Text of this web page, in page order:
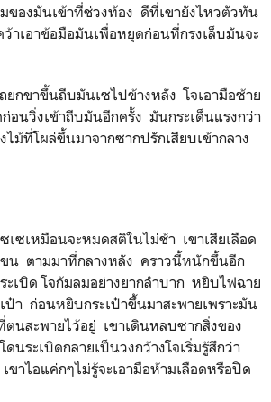
ของมันเข้าที่ช่วงท้อง ดีที่เขายังไหวตัวทัน
ว้าเอาข้อมือมันเพื่อหยุดก่อนที่กรงเล็บมันจะ
ยกขาขึ้นถีบมันเซไปข้างหลัง โจเอามือซ้าย
อนวิ่งเข้าถีบมันอีกครั้ง มันกระเด็นแรงกว่า
ไม้ที่โผล่ขึ้นมาจากซากปรักเสียบเข้ากลาง
หมือนจะหมดสติในไม่ช้า เขาเสียเลือด
น ตามมาที่กลางหลัง คราวนี้หนักขึ้นอีก
เบิด โจก้มลมอย่างยากลำบาก หยิบไฟฉาย
ป๋า ก่อนหยิบกระเป๋าขึ้นมาสะพายเพราะมัน
ตนสะพายไว้อยู่ เขาเดินหลบซากสิ่งของ
ดนระเบิดกลายเป็นวงกว้างโจเริ่มรู้สึกว่า
ขาไอแค่กๆไม่รู้จะเอามือห้ามเลือดหรือปิด